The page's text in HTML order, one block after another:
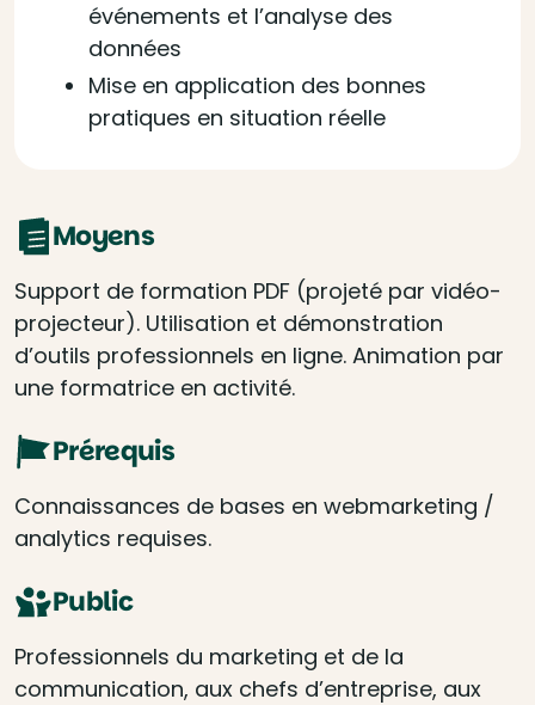
événements et l’analyse des
données
Mise en application des bonnes
pratiques en situation réelle
Moyens
Support de formation PDF (projeté par vidéo-
projecteur). Utilisation et démonstration
d’outils professionnels en ligne. Animation par
une formatrice en activité.
Prérequis
Connaissances de bases en webmarketing /
analytics requises.
Public
Professionnels du marketing et de la
communication, aux chefs d’entreprise, aux